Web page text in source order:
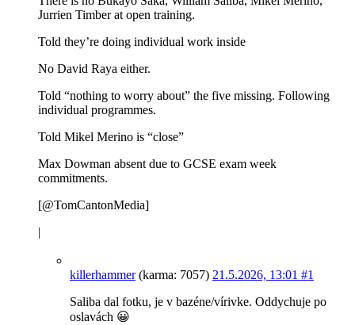
Jurrien Timber at open training.
Told they’re doing individual work inside
No David Raya either.
Told “nothing to worry about” the five missing. Following
individual programmes.
Told Mikel Merino is “close”
Max Dowman absent due to GCSE exam week
commitments.
[@TomCantonMedia]
|
killerhammer(karma: 7057) 21.5.2026, 13:01 #1
Saliba dal fotku, je v bazéne/vírivke. Oddychuje po
oslavách 😀